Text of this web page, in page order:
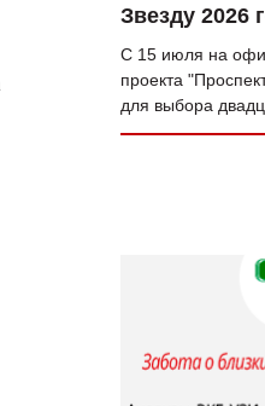
Звезду 2026
С 15 июля на
проекта
для выбора